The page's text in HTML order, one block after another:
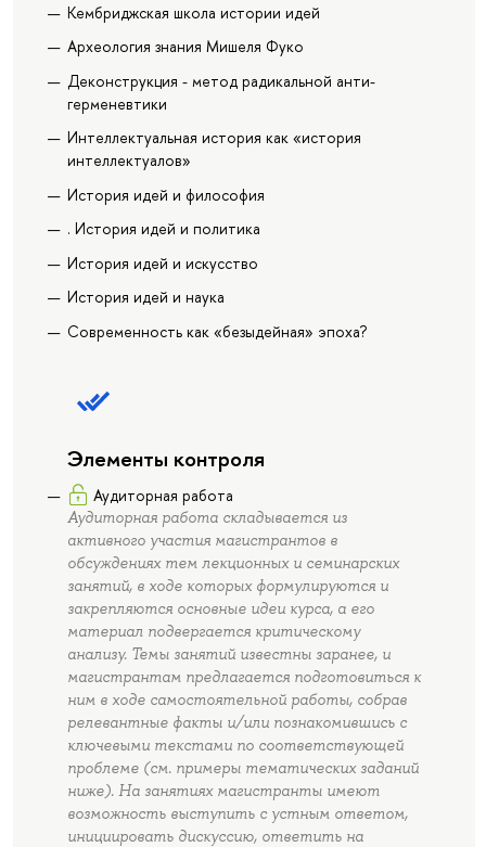
Кембриджская школа истории идей
Археология знания Мишеля Фуко
Деконструкция - метод радикальной анти-
герменевтики
Интеллектуальная история как «история
интеллектуалов»
История идей и философия
. История идей и политика
История идей и искусство
История идей и наука
Современность как «безыдейная» эпоха?
Элементы контроля
Аудиторная работа
Аудиторная работа складывается из
активного участия магистрантов в
обсуждениях тем лекционных и семинарских
занятий, в ходе которых формулируются и
закрепляются основные идеи курса, а его
материал подвергается критическому
анализу. Темы занятий известны заранее, и
магистрантам предлагается подготовиться к
ним в ходе самостоятельной работы, собрав
релевантные факты и/или познакомившись с
ключевыми текстами по соответствующей
проблеме (см. примеры тематических заданий
ниже). На занятиях магистранты имеют
возможность выступить с устным ответом,
инициировать дискуссию, ответить на